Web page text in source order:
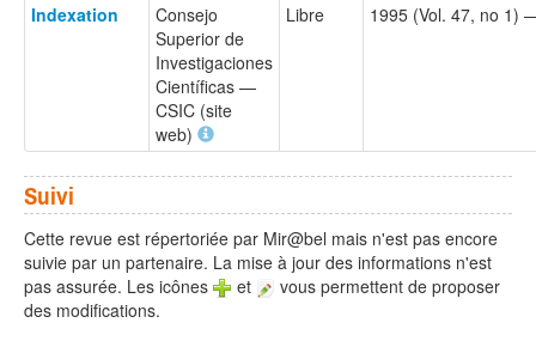
Indexation
Consejo
Superior de
Investigaciones
Científicas —
CSIC (site
web)
Libre 1995 (Vol. 47, no
Suivi
Cette revue est répertoriée par Mir@bel mais n'est pas encore
suivie par un partenaire. La mise à jour des informations n'est
pas assurée. Les icônes
et
vous permettent de proposer
des modifications.